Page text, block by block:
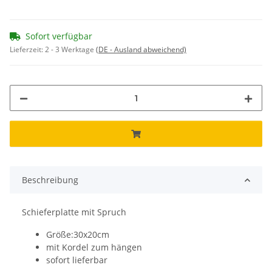
Sofort verfügbar
Lieferzeit:2 - 3 Werktage (DE - Ausland abweichend)
Beschreibung
Schieferplatte mit Spruch
Größe:30x20cm
mit Kordel zum hängen
sofort lieferbar